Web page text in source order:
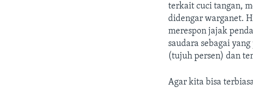
terkait cuci tangan,
didengar warganet.
merespon jajak
saudara sebagai
(tujuh persen) dan
Agar kita bisa